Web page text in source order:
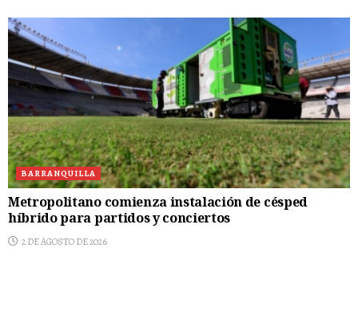
BARRANQUILLA
Metropolitano comienza instalación de césped
híbrido para partidos y conciertos
2 DE AGOSTO DE 2026